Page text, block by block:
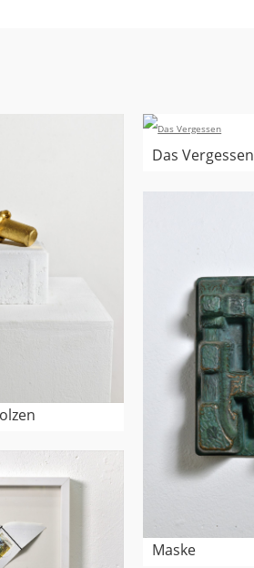
Das Vergessen
Maske